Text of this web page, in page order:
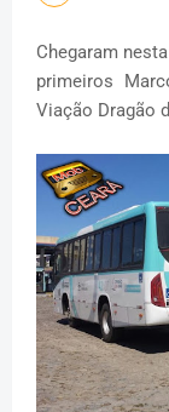
Chegaram
primeiros
Viação Dragão